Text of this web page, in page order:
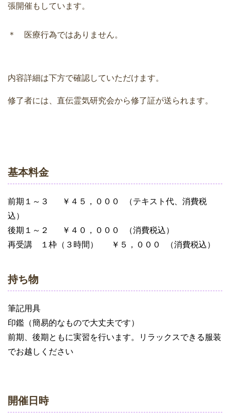
張開催もしています。
＊ 医療行為ではありません。
内容詳細は下方で確認していただけます。
修了者には、直伝霊気研究会から修了証が送られます。
基本料金
前期１～３ ￥４５，０００
（テキスト代、消費税
込）
後期１～２
￥４０，０００
（消費税込）
再受講 １枠（３時間）
￥５，０００ （消費税込）
持ち物
筆記用具
印鑑（簡易的なもので大丈夫です）
前期、後期ともに実習を行います。リラックスできる服装
でお越しください
開催日時